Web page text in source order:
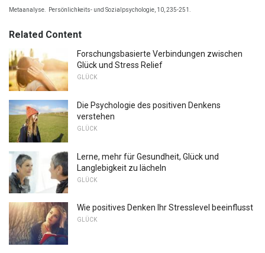
Metaanalyse. Persönlichkeits- und Sozialpsychologie, 10, 235-251.
Related Content
Forschungsbasierte Verbindungen zwischen
Glück und Stress Relief
GLÜCK
Die Psychologie des positiven Denkens
verstehen
GLÜCK
Lerne, mehr für Gesundheit, Glück und
Langlebigkeit zu lächeln
GLÜCK
Wie positives Denken Ihr Stresslevel beeinflusst
GLÜCK